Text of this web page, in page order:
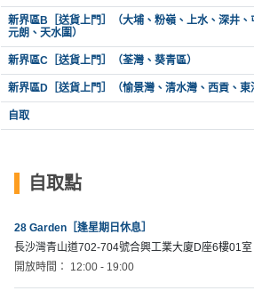
新界區B［送貨上門］（大埔、粉嶺、上水、深井、
元朗、天水圍）
新界區C［送貨上門］（荃灣、葵青區）
新界區D［送貨上門］（愉景灣、清水灣、西貢、東
自取
自取點
28 Garden［逢星期日休息］
長沙灣青山道702-704號合興工業大廈D座6樓01室
開放時間： 12:00 - 19:00